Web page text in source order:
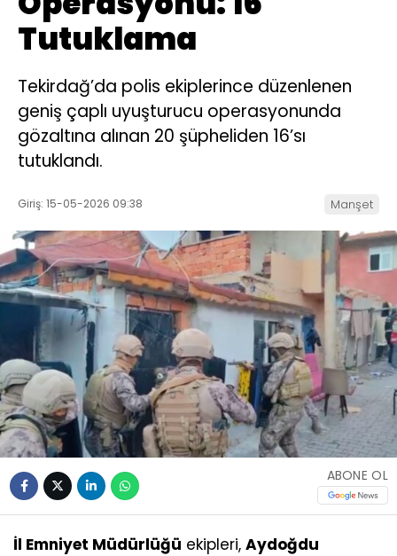
Tutuklama
Tekirdağ’da polis ekiplerince düzenlenen
geniş çaplı uyuşturucu operasyonunda
gözaltına alınan 20 şüpheliden 16’sı
tutuklandı.
Giriş: 15-05-2026 09:38 Manşet
ABONE OL
İl Emniyet Müdürlüğü ekipleri, Aydoğdu